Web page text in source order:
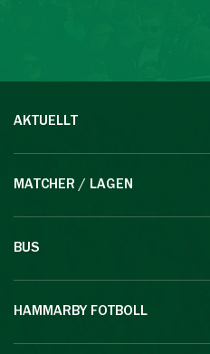
AKTUELLT
MATCHER / LAGEN
BUS
HAMMARBY FOTBOLL